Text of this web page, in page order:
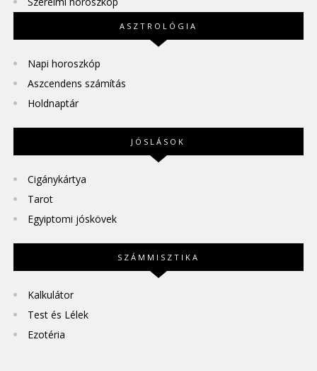
ASZTROLÓGIA
Napi horoszkóp
Aszcendens számítás
Holdnaptár
JÓSLÁSOK
Cigánykártya
Tarot
Egyiptomi jóskövek
SZÁMMISZTIKA
Kalkulátor
Test és Lélek
Ezotéria